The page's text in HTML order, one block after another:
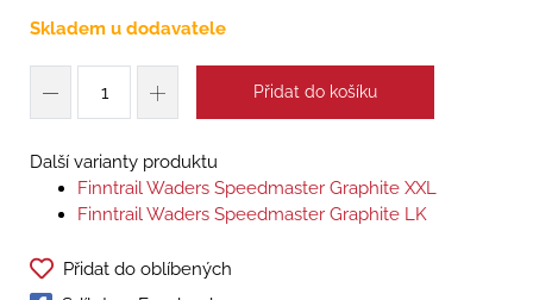
Skladem u dodavatele
Přidat do košíku
Další varianty produktu
Finntrail Waders Speedmaster Graphite XXL
Finntrail Waders Speedmaster Graphite LK
Přidat do oblíbených